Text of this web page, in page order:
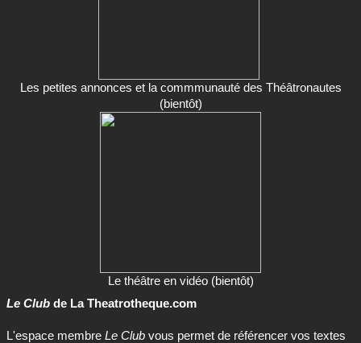
Les petites annonces et la commmunauté des Théâtronautes
(bientôt)
Le théâtre en vidéo (bientôt)
Le Club de La Theatrotheque.com
L'espace membre Le Club vous permet de référencer vos textes